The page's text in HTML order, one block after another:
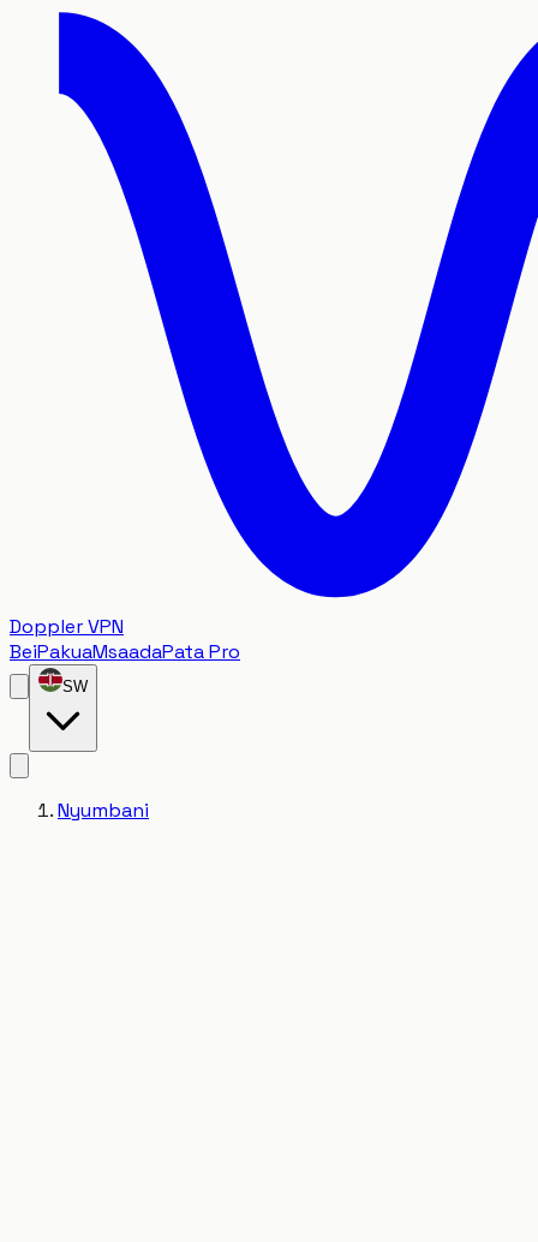
Doppler VPN
BeiPakuaMsaadaPata Pro
SW
Nyumbani